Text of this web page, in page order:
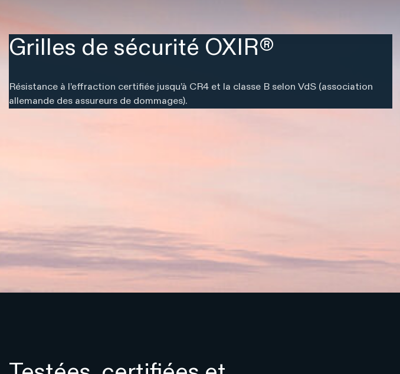
Grilles de sécurité OXIR®
Résistance à l’effraction certifiée jusqu’à CR4 et la classe B selon VdS (association
allemande des assureurs de dommages).